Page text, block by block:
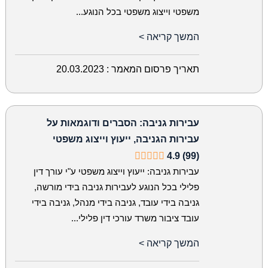
משפטי וייצוג משפטי בכל הנוגע...
המשך קריאה >
תאריך פרסום המאמר : 20.03.2023
עבירות גניבה: הסברים ודוגמאות על
עבירות הגניבה, ייעוץ וייצוג משפטי
4.9 (99)
עבירות גניבה: ייעוץ וייצוג משפטי ע"י עורך דין
פלילי בכל הנוגע לעבירות גניבה בידי מורשה,
גניבה בידי עובד, גניבה בידי מנהל, גניבה בידי
עובד ציבור משרד עורכי דין פלילי...
המשך קריאה >